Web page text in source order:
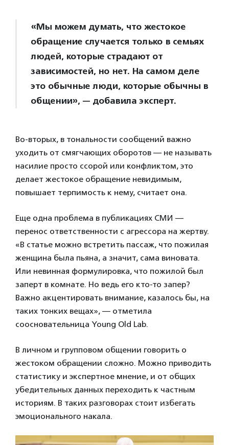
«Мы можем думать, что жестокое
обращение случается только в семьях
людей, которые страдают от
зависимостей, но нет. На самом деле
это обычные люди, которые обычны в
общении», — добавила эксперт.
Во-вторых, в тональности сообщений важно
уходить от смягчающих оборотов — не называть
насилие просто ссорой или конфликтом, это
делает жестокое обращение невидимым,
повышает терпимость к нему, считает она.
Еще одна проблема в публикациях СМИ —
перенос ответственности с агрессора на жертву.
«В статье можно встретить пассаж, что пожилая
женщина была пьяна, а значит, сама виновата.
Или невинная формулировка, что пожилой был
заперт в комнате. Но ведь его кто-то запер?
Важно акцентировать внимание, казалось бы, на
таких тонких вещах», — отметила
соосновательница Young Old Lab.
В личном и групповом общении говорить о
жестоком обращении сложно. Можно приводить
статистику и экспертное мнение, и от общих
убедительных данных переходить к частным
историям. В таких разговорах стоит избегать
эмоционального накала.